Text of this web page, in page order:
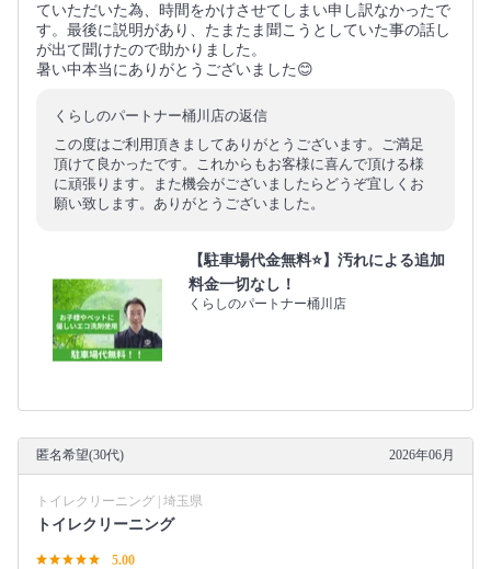
ていただいた為、時間をかけさせてしまい申し訳なかったで
す。最後に説明があり、たまたま聞こうとしていた事の話し
が出て聞けたので助かりました。
暑い中本当にありがとうございました😊
くらしのパートナー桶川店の返信
この度はご利用頂きましてありがとうございます。ご満足
頂けて良かったです。これからもお客様に喜んで頂ける様
に頑張ります。また機会がございましたらどうぞ宜しくお
願い致します。ありがとうございました。
【駐車場代金無料⭐️】汚れによる追加
料金一切なし！
くらしのパートナー桶川店
匿名希望(30代) 2026年06月
トイレクリーニング | 埼玉県
トイレクリーニング
5.00